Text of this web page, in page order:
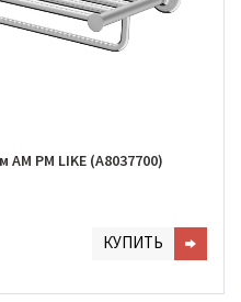
PM LIKE (A8037700)
КУПИТЬ